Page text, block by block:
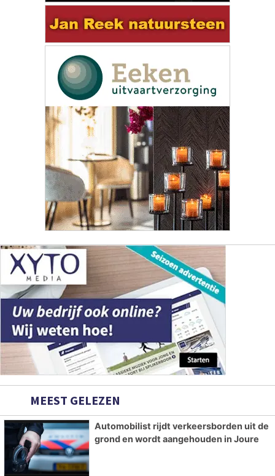
MEEST GELEZEN
Automobilist rijdt verkeersborden uit de
grond en wordt aangehouden in Joure